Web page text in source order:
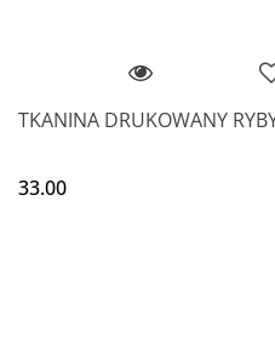
TKANINA DRUKOWANY
33.00